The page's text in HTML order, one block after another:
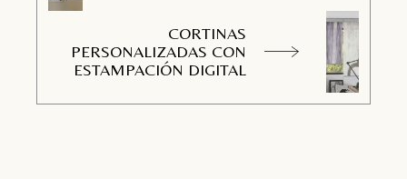
CORTINAS
PERSONALIZADAS CON
ESTAMPACIÓN DIGITAL